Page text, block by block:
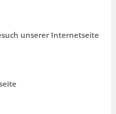
unserer Internetseite